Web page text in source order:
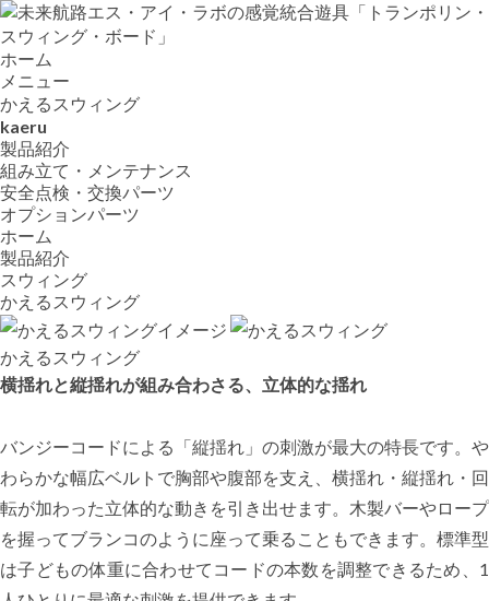
ホーム
メニュー
かえるスウィング
kaeru
製品紹介
組み立て・メンテナンス
安全点検・交換パーツ
オプションパーツ
ホーム
製品紹介
スウィング
かえるスウィング
かえるスウィング
横揺れと縦揺れが組み合わさる、立体的な揺れ
バンジーコードによる「縦揺れ」の刺激が最大の特長です。や
わらかな幅広ベルトで胸部や腹部を支え、横揺れ・縦揺れ・回
転が加わった立体的な動きを引き出せます。木製バーやロープ
を握ってブランコのように座って乗ることもできます。標準型
は子どもの体重に合わせてコードの本数を調整できるため、1